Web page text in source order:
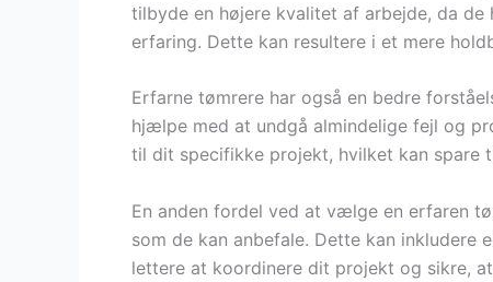
tilbyde en højere kvalitet af arbejde, da
erfaring. Dette kan resultere i et mere
Erfarne tømrere har også en bedre
hjælpe med at undgå almindelige fejl og
til dit specifikke projekt, hvilket kan spare
En anden fordel ved at vælge en erfaren
som de kan anbefale. Dette kan inkludere
lettere at koordinere dit projekt og sikre,